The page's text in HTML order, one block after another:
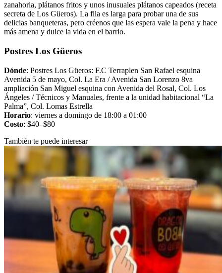
zanahoria, plátanos fritos y unos inusuales plátanos capeados (receta
secreta de Los Güeros). La fila es larga para probar una de sus
delicias banqueteras, pero créenos que las espera vale la pena y hace
más amena y dulce la vida en el barrio.
Postres Los Güeros
Dónde: Postres Los Güeros: F.C Terraplen San Rafael esquina
Avenida 5 de mayo, Col. La Era / Avenida San Lorenzo 8va
ampliación San Miguel esquina con Avenida del Rosal, Col. Los
Ángeles / Técnicos y Manuales, frente a la unidad habitacional “La
Palma”, Col. Lomas Estrella
Horario: viernes a domingo de 18:00 a 01:00
Costo: $40–$80
También te puede interesar